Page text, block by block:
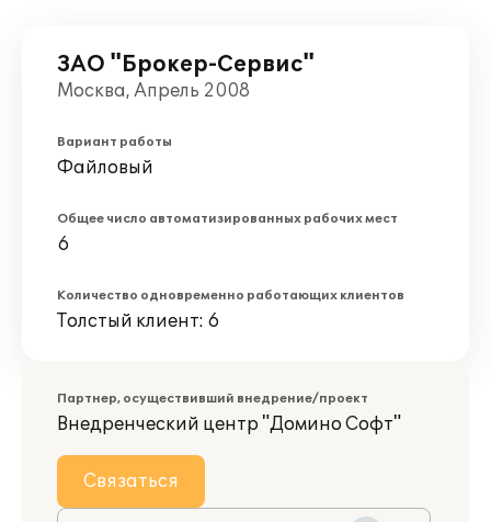
ЗАО "Брокер-Сервис"
Москва, Апрель 2008
Вариант работы
Файловый
Общее число автоматизированных рабочих мест
6
Количество одновременно работающих клиентов
Толстый клиент: 6
Партнер, осуществивший внедрение/проект
Внедренческий центр "Домино Софт"
Связаться